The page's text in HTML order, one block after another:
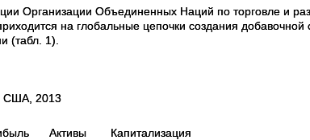
Организации Объединенных Наций по торговле и
на глобальные цепочки создания добавочной
(табл. 1).
США, 2013
Активы
Капитализация